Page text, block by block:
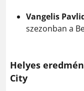
Vangelis
szezonban a
Helyes
City